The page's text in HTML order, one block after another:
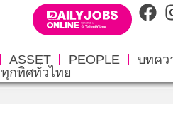
ASSET PEOPLE บทคว
ทุกทิศทั่วไทย